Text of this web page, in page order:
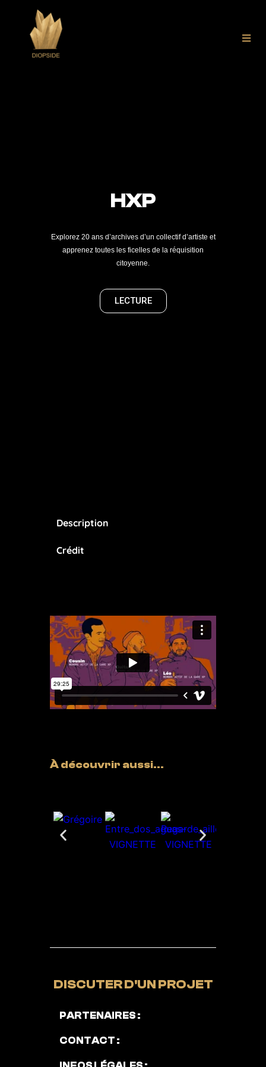
HXP
Explorez 20 ans d’archives d’un collectif d’artiste et
apprenez toutes les ficelles de la réquisition
citoyenne.
LECTURE
Description
Crédit
À découvrir aussi...
DISCUTER D'UN PROJET
PARTENAIRES :
CONTACT :